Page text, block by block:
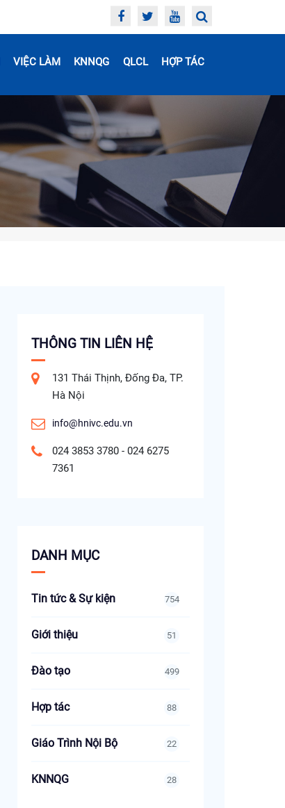
VIỆC LÀM KNNQG QLCL HỢP TÁC
THÔNG TIN LIÊN HỆ
131 Thái Thịnh, Đống Đa, TP.
Hà Nội
info@hnivc.edu.vn
024 3853 3780 - 024 6275
7361
DANH MỤC
Tin tức & Sự kiện 754
Giới thiệu 51
Đào tạo 499
Hợp tác 88
Giáo Trình Nội Bộ 22
KNNQG 28